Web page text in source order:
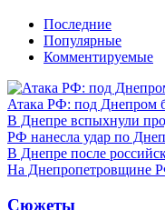
Последние
Популярные
Комментируемые
Атака РФ: под Днепром
В Днепре вспыхнули
РФ нанесла удар по
В Днепре после
На Днепропетровщине
Сюжеты